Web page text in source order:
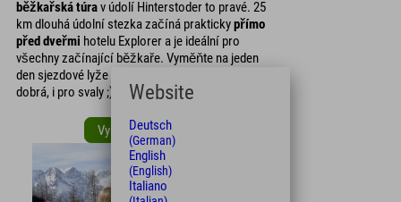
běžkařská túrav údolí Hinterstoder to pravé. 25
km dlouhá údolní stezka začíná praktickypřímo
před dveřmi hotelu Explorer a je ideální pro
všechny začínající běžkaře. Vyměňte na jeden
den sjezdové lyže za běžky. Rozmanitost je
dobrá, i pro svaly ;)
Vyrazte na běžkařskou stopu!
Website
Deutsch
(German)
English
(English)
Italiano